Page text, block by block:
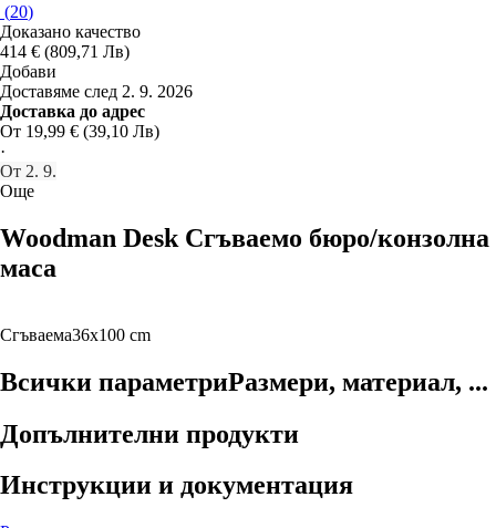
(20)
Доказано качество
414 € (809,71 Лв)
Добави
Доставяме след 2. 9. 2026
Доставка до адрес
От 19,99 € (39,10 Лв)
·
От 2. 9.
Още
Woodman Desk Сгъваемо бюро/конзолна
маса
Сгъваема36x100 cm
Всички параметриРазмери, материал, ...
Допълнителни продукти
Инструкции и документация